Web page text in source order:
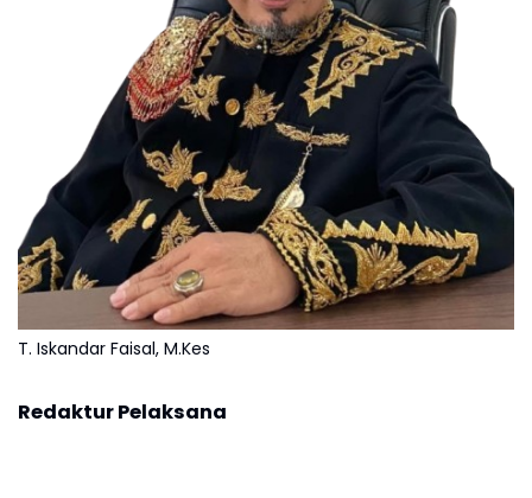
T. Iskandar Faisal, M.Kes
Redaktur Pelaksana